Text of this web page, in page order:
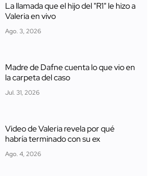
La llamada que el hijo del "R1" le hizo a
Valeria en vivo
Ago. 3, 2026
Madre de Dafne cuenta lo que vio en
la carpeta del caso
Jul. 31, 2026
Video de Valeria revela por qué
habría terminado con su ex
Ago. 4, 2026